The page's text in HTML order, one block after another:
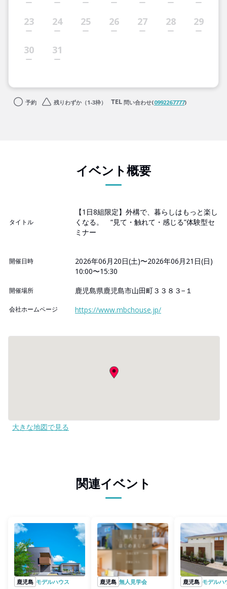
23 24 25 26 27 28 29
30 31
予約 残りわずか（1-3枠） 問い合わせ(0992267777)
イベント概要
タイトル
【1日8組限定】外構で、暮らしはもっと楽し
くなる。 “見て・触れて・感じる”体験型セ
ミナー
開催日時
2026年06月20日(土)〜2026年06月21日(日)
10:00〜15:30
開催場所 鹿児島県鹿児島市山田町３３８３−１
会社ホームページ https://www.mbchouse.jp/
大きな地図で見る
関連イベント
鹿児島 モデルハウス 鹿児島 無人見学会 鹿児島 モデルハ